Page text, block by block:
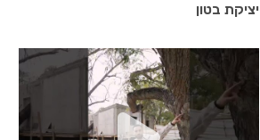
יציקת בטון